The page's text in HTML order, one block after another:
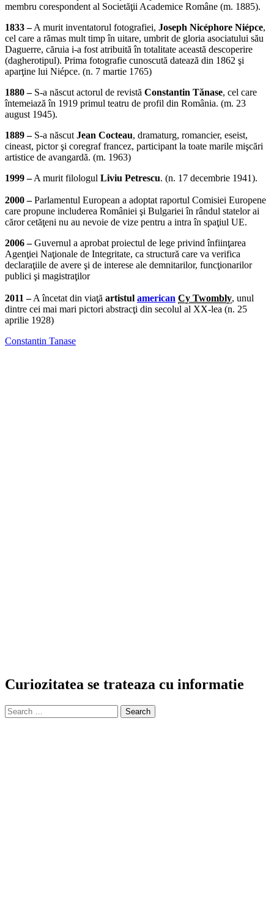
membru corespondent al Societăţii Academice Române (m. 1885).
1833 –A murit inventatorul fotografiei, Joseph Nicéphore Niépce,
cel care a rămas mult timp în uitare, umbrit de gloria asociatului său
Daguerre, căruia i-a fost atribuită în totalitate această descoperire
(dagherotipul). Prima fotografie cunoscută datează din 1862 şi
aparţine lui Niépce. (n. 7 martie 1765)
1880 – S-a născut actorul de revistă Constantin Tănase, cel care
întemeiază în 1919 primul teatru de profil din România. (m. 23
august 1945).
1889 – S-a născut Jean Cocteau, dramaturg, romancier, eseist,
cineast, pictor şi coregraf francez, participant la toate marile mişcări
artistice de avangardă. (m. 1963)
1999 –A murit filologul Liviu Petrescu. (n. 17 decembrie 1941).
2000 –Parlamentul European a adoptat raportul Comisiei Europene
care propune includerea României şi Bulgariei în rândul statelor ai
căror cetăţeni nu au nevoie de vize pentru a intra în spaţiul UE.
2006 –Guvernul a aprobat proiectul de lege privind înfiinţarea
Agenţiei Naţionale de Integritate, ca structură care va verifica
declaraţiile de avere şi de interese ale demnitarilor, funcţionarilor
publici şi magistraţilor
2011 –A încetat din viaţă artistul american Cy Twombly, unul
dintre cei mai mari pictori abstracţi din secolul al XX-lea (n. 25
aprilie 1928)
Constantin Tanase
Curiozitatea se trateaza cu informatie
Search
for: